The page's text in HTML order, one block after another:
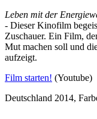
Leben mit der
- Dieser Kinofilm
Zuschauer. Ein Film,
Mut machen soll und
aufzeigt.
Film starten! (Youtube)
Deutschland 2014,